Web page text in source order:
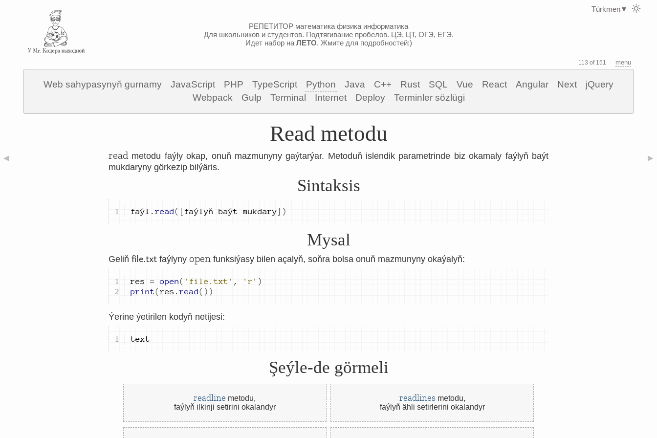
РЕПЕТИТОР математика физика информатика
Для школьников и студентов. Подтягивание пробелов. ЦЭ, ЦТ, ОГЭ, ЕГЭ.
Идет набор на ЛЕТО. Жмите для подробностей:)
113 of 151 menu
Web sahypasynyň gurnamy JavaScript PHP TypeScript Python Java C++ Rust SQL Vue React Angular Next
jQuery
Webpack
Gulp Terminal Internet Deploy Terminler sözlügi
◀ ▶
Read metodu
readmetodu faýly okap, onuň mazmunyny gaýtarýar. Metoduň islendik parametrinde biz okamaly faýlyň baýt
mukdaryny görkezip bilýäris.
Sintaksis
faýl . read([ faýlyň baýt mukdary])
Mysal
Geliň file.txt faýlyny open funksiýasy bilen açalyň, soňra bolsa onuň mazmunyny okaýalyň:
res = open( 'file.txt' , 'r' )
print( res . read())
Ýerine ýetirilen kodyň netijesi:
text
Şeýle-de görmeli
readline metodu,
faýlyň ilkinji setirini okalandyr
readlinesmetodu,
faýlyň ähli setirlerini okalandyr
Türkmen▼